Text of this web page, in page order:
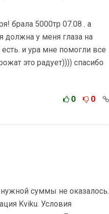
брала 5000тр 07.08 . а
должна у меня глаза на
и ура мне помогли все
это радует)))) спасибо
0 0
суммы не оказалось.
Kviku. Условия